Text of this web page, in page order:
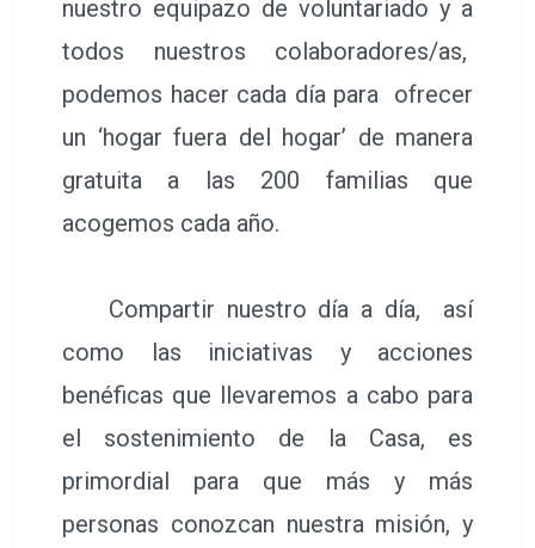
nuestro equipazo de voluntariado y a
todos nuestros colaboradores/as,
podemos hacer cada día para ofrecer
un ‘hogar fuera del hogar’ de manera
gratuita a las 200 familias que
acogemos cada año.
Compartir nuestro día a día, así
como las iniciativas y acciones
benéficas que llevaremos a cabo para
el sostenimiento de la Casa, es
primordial para que más y más
personas conozcan nuestra misión, y